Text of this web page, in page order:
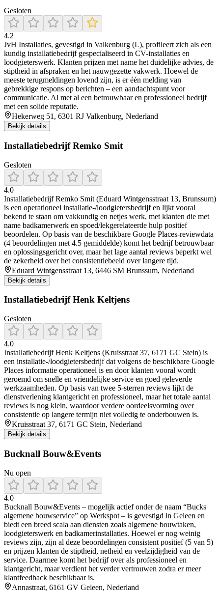
Gesloten
4.2
JvH Installaties, gevestigd in Valkenburg (L), profileert zich als een
kundig installatiebedrijf gespecialiseerd in CV-installaties en
loodgieterswerk. Klanten prijzen met name het duidelijke advies, de
stiptheid in afspraken en het nauwgezette vakwerk. Hoewel de
meeste terugmeldingen lovend zijn, is er één melding van
gebrekkige respons op berichten – een aandachtspunt voor
communicatie. Al met al een betrouwbaar en professioneel bedrijf
met een solide reputatie.
Hekerweg 51, 6301 RJ Valkenburg, Nederland
Bekijk details
Installatiebedrijf Remko Smit
Gesloten
4.0
Installatiebedrijf Remko Smit (Eduard Wintgensstraat 13, Brunssum)
is een operationeel installatie-/loodgietersbedrijf en lijkt vooral
bekend te staan om vakkundig en netjes werk, met klanten die met
name badkamerwerk en spoed/lekgerelateerde hulp positief
beoordelen. Op basis van de beschikbare Google Places-reviewdata
(4 beoordelingen met 4.5 gemiddelde) komt het bedrijf betrouwbaar
en oplossingsgericht over, maar het lage aantal reviews beperkt wel
de zekerheid over het consistentiebeeld over langere tijd.
Eduard Wintgensstraat 13, 6446 SM Brunssum, Nederland
Bekijk details
Installatiebedrijf Henk Keltjens
Gesloten
4.0
Installatiebedrijf Henk Keltjens (Kruisstraat 37, 6171 GC Stein) is
een installatie-/loodgietersbedrijf dat volgens de beschikbare Google
Places informatie operationeel is en door klanten vooral wordt
geroemd om snelle en vriendelijke service en goed geleverde
werkzaamheden. Op basis van twee 5-sterren reviews lijkt de
dienstverlening klantgericht en professioneel, maar het totale aantal
reviews is nog klein, waardoor verdere oordeelsvorming over
consistentie op langere termijn niet volledig te onderbouwen is.
Kruisstraat 37, 6171 GC Stein, Nederland
Bekijk details
Bucknall Bouw&Events
Nu open
4.0
Bucknall Bouw&Events – mogelijk actief onder de naam “Bucks
algemene bouwservice” op Werkspot – is gevestigd in Geleen en
biedt een breed scala aan diensten zoals algemene bouwtaken,
loodgieterswerk en badkamerinstallaties. Hoewel er nog weinig
reviews zijn, zijn al deze beoordelingen consistent positief (5 van 5)
en prijzen klanten de stiptheid, netheid en veelzijdigheid van de
service. Daarmee komt het bedrijf over als professioneel en
klantgericht, maar verdient het verder vertrouwen zodra er meer
klantfeedback beschikbaar is.
Annastraat, 6161 GV Geleen, Nederland